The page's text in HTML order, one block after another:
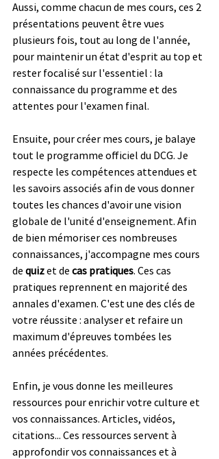
Aussi, comme chacun de mes cours, ces 2
présentations peuvent être vues
plusieurs fois, tout au long de l'année,
pour maintenir un état d'esprit au top et
rester focalisé sur l'essentiel : la
connaissance du programme et des
attentes pour l'examen final.
Ensuite, pour créer mes cours, je balaye
tout le programme officiel du DCG. Je
respecte les compétences attendues et
les savoirs associés afin de vous donner
toutes les chances d'avoir une vision
globale de l'unité d'enseignement. Afin
de bien mémoriser ces nombreuses
connaissances, j'accompagne mes cours
de quiz et de cas pratiques. Ces cas
pratiques reprennent en majorité des
annales d'examen. C'est une des clés de
votre réussite : analyser et refaire un
maximum d'épreuves tombées les
années précédentes.
Enfin, je vous donne les meilleures
ressources pour enrichir votre culture et
vos connaissances. Articles, vidéos,
citations... Ces ressources servent à
approfondir vos connaissances et à